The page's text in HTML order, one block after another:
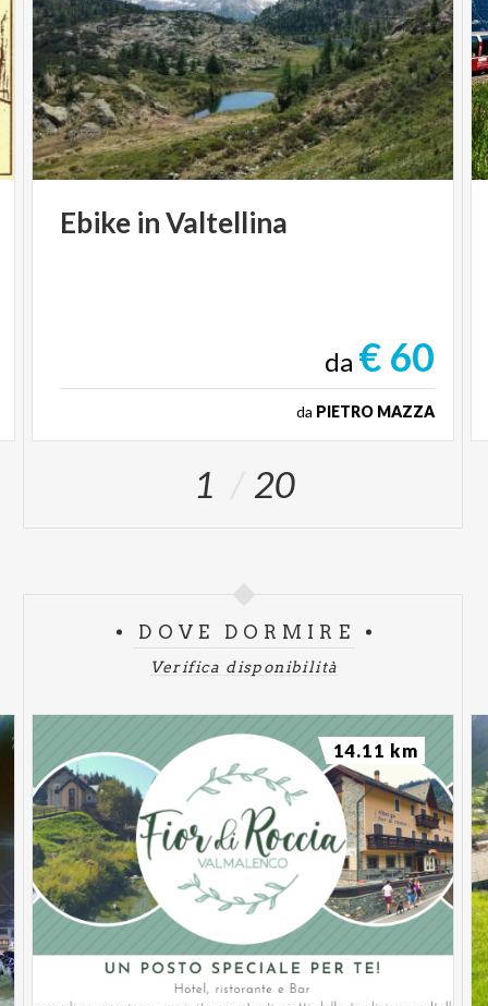
Ebike inValtellina
da € 60
da PIETRO MAZZA
1 20
DOVE DORMIRE
Verifica disponibilità
14.11 km